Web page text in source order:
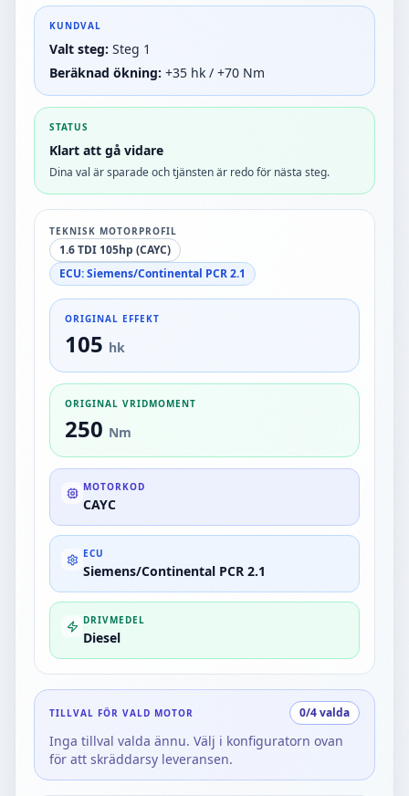
KUNDVAL
Valt steg: Steg 1
Beräknad ökning: +35 hk / +70 Nm
STATUS
Klart att gå vidare
Dina val är sparade och tjänsten är redo för nästa steg.
TEKNISK MOTORPROFIL
1.6 TDI 105hp (CAYC)
ECU:Siemens/Continental PCR 2.1
ORIGINAL EFFEKT
105 hk
ORIGINAL VRIDMOMENT
250 Nm
MOTORKOD
CAYC
ECU
Siemens/Continental PCR 2.1
DRIVMEDEL
Diesel
TILLVAL FÖR VALD MOTOR 0/4valda
Inga tillval valda ännu. Välj i konfiguratorn ovan
för att skräddarsy leveransen.